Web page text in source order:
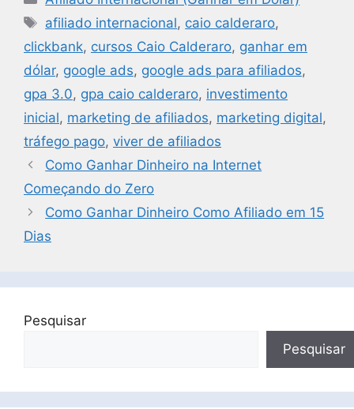
s
A
p
p
e
b
o
o
k
e
dI
n
l
y
Li
n
k
e
afiliado internacional, caio calderaro,
clickbank, cursos Caio Calderaro, ganhar em
dólar, google ads, google ads para afiliados,
gpa 3.0, gpa caio calderaro, investimento
inicial, marketing de afiliados, marketing digital,
tráfego pago, viver de afiliados
Como Ganhar Dinheiro na Internet
Começando do Zero
Como Ganhar Dinheiro Como Afiliado em 15
Dias
Pesquisar
Pesquisar